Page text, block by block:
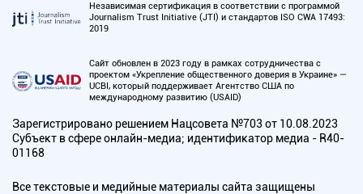
Независимая сертификация в соответствии с программой
Journalism Trust Initiative (JTI) и стандартов ISO CWA 17493:
2019
Сайт обновлен в 2023 году в рамках сотрудничества с
проектом «Укрепление общественного доверия в Украине» —
UCBI, который поддерживает Агентство США по
международному развитию (USAID)
Зарегистрировано решением Нацсовета №703 от 10.08.2023
Субъект в сфере онлайн-медиа; идентификатор медиа - R40-
01168
Все текстовые и медийные материалы сайта защищены